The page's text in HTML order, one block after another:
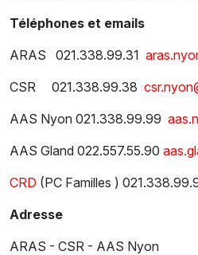
Téléphones et emails
ARAS 021.338.99.31
CSR 021.338.99.38
AAS Nyon 021.338.99.99
AAS Gland 022.557.55.90
CRD (PC Familles )
Adresse
ARAS - CSR - AAS Nyon